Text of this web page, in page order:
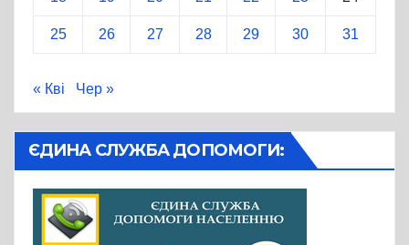
25 26 27 28 29 30 31
« Кві Чер »
ЄДИНА СЛУЖБА ДОПОМОГИ: